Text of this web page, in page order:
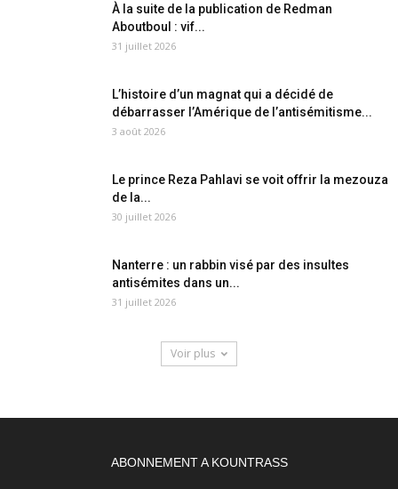
À la suite de la publication de Redman
Aboutboul : vif...
31 juillet 2026
L’histoire d’un magnat qui a décidé de
débarrasser l’Amérique de l’antisémitisme...
3 août 2026
Le prince Reza Pahlavi se voit offrir la mezouza
de la...
30 juillet 2026
Nanterre : un rabbin visé par des insultes
antisémites dans un...
31 juillet 2026
Voir plus
ABONNEMENT A KOUNTRASS